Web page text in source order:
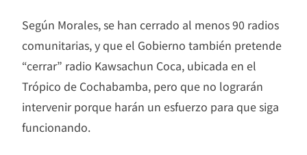
Según Morales, se han cerrado al menos 90 radios
comunitarias, y que el Gobierno también pretende
“cerrar” radio Kawsachun Coca, ubicada en el
Trópico de Cochabamba, pero que no lograrán
intervenir porque harán un esfuerzo para que siga
funcionando.